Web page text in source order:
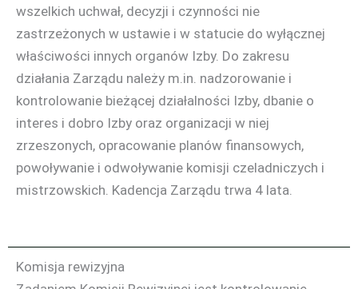
wszelkich uchwał, decyzji i czynności nie
zastrzeżonych w ustawie i w statucie do wyłącznej
właściwości innych organów Izby. Do zakresu
działania Zarządu należy m.in. nadzorowanie i
kontrolowanie bieżącej działalności Izby, dbanie o
interes i dobro Izby oraz organizacji w niej
zrzeszonych, opracowanie planów finansowych,
powoływanie i odwoływanie komisji czeladniczych i
mistrzowskich. Kadencja Zarządu trwa 4 lata.
Komisja rewizyjna